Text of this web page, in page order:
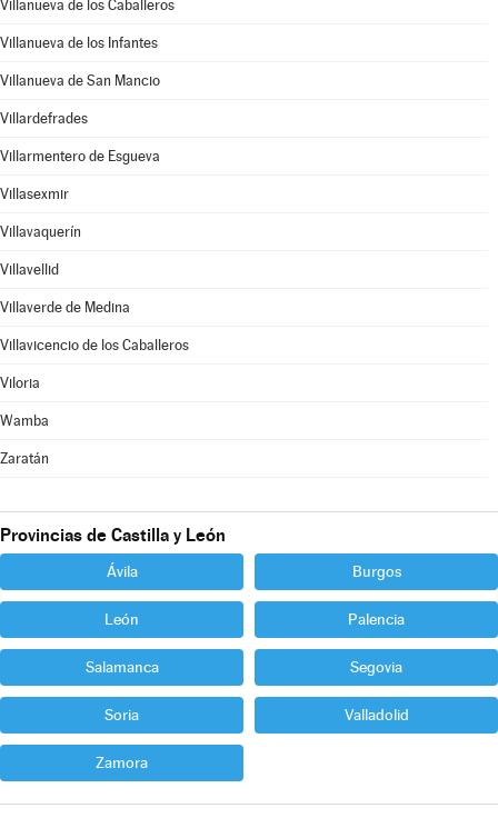
Villanueva de los Caballeros
Villanueva de los Infantes
Villanueva de San Mancio
Villardefrades
Villarmentero de Esgueva
Villasexmir
Villavaquerín
Villavellid
Villaverde de Medina
Villavicencio de los Caballeros
Viloria
Wamba
Zaratán
Provincias de Castilla y León
Ávila Burgos
León Palencia
Salamanca Segovia
Soria Valladolid
Zamora